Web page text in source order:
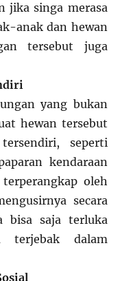
jika singa merasa
anak dan hewan
tersebut juga
yang bukan
hewan tersebut
seperti
kendaraan
oleh
secara
bisa saja terluka
terjebak dalam